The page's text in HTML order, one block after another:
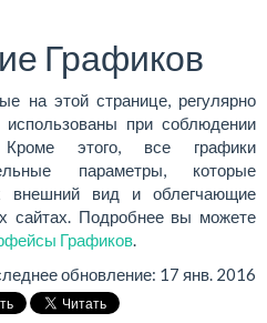
Графиков
на этой странице, регулярно
при соблюдении
Кроме этого, все графики
параметры, которые
внешний вид и облегчающие
сайтах. Подробнее вы можете
Графиков.
обновление: 17 янв. 2016